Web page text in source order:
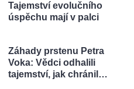
Tajemství evolučního
úspěchu mají v palci
Záhady prstenu Petra
Voka: Vědci odhalili
tajemství, jak chránil…